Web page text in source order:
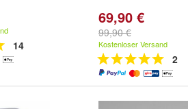
14
69,90 €
99,90 €
Kostenloser Versand
2